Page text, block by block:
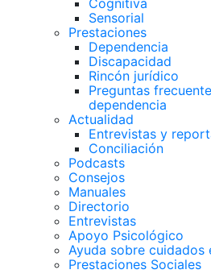
Sensorial
Prestaciones
Dependencia
Discapacidad
Rincón jurídico
Preguntas
dependencia
Actualidad
Entrevistas y
Conciliación
Podcasts
Consejos
Manuales
Directorio
Entrevistas
Apoyo Psicológico
Ayuda sobre cuidados
Prestaciones Sociales